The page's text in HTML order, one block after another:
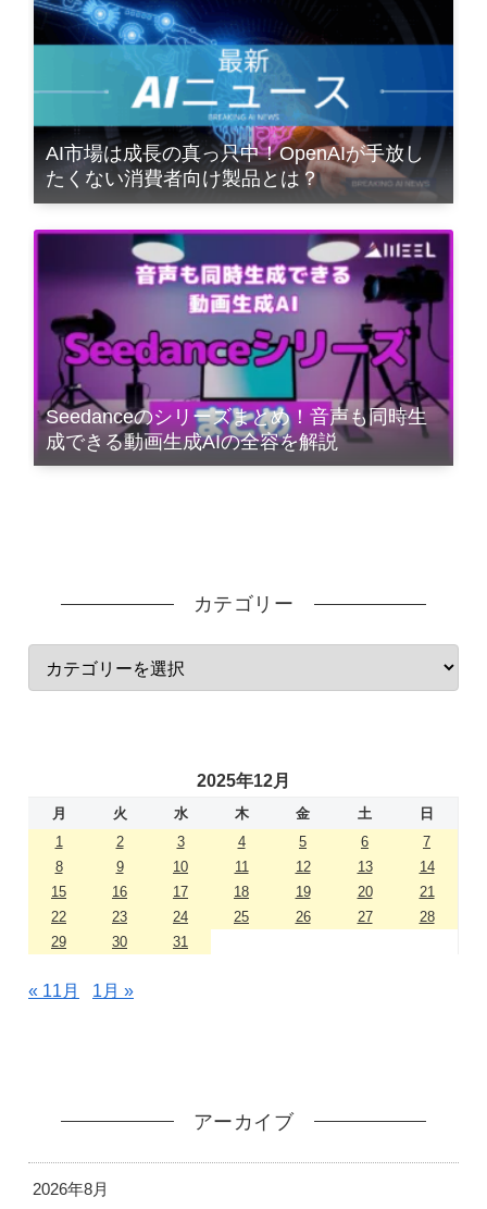
AI市場は成長の真っ只中！OpenAIが手放し
たくない消費者向け製品とは？
Seedanceのシリーズまとめ！音声も同時生
成できる動画生成AIの全容を解説
カテゴリー
2025年12月
月 火 水 木 金 土
日
1
2 3 4 5 6
7
8
9 10 11 12 13
14
15
16 17 18 19 20
21
22
23 24 25 26 27
28
29
30 31
« 11月 1月 »
アーカイブ
2026年8月